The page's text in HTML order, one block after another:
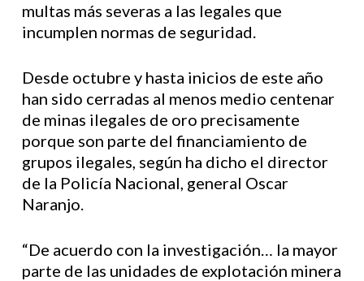
multas más severas a las legales que
incumplen normas de seguridad.
Desde octubre y hasta inicios de este año
han sido cerradas al menos medio centenar
de minas ilegales de oro precisamente
porque son parte del financiamiento de
grupos ilegales, según ha dicho el director
de la Policía Nacional, general Oscar
Naranjo.
“De acuerdo con la investigación… la mayor
parte de las unidades de explotación minera